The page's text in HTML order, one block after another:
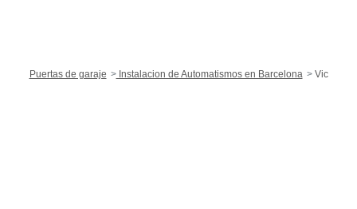
Puertas de garaje Instalacion de Automatismos en Barcelona Vic